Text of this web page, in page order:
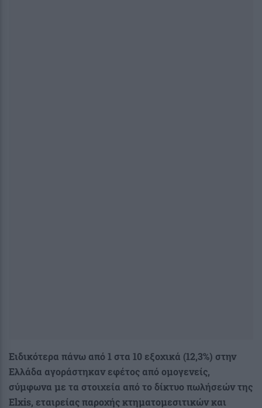
Ειδικότερα πάνω από 1 στα 10 εξοχικά (12,3%) στην
Ελλάδα αγοράστηκαν εφέτος από ομογενείς,
σύμφωνα με τα στοιχεία από το δίκτυο πωλήσεών της
Elxis, εταιρείας παροχής κτηματομεσιτικών και